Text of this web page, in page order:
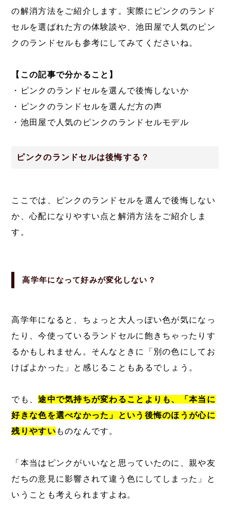
の解消方法をご紹介します。実際にピンクのランド
セルを選ばれた方の体験談や、池田屋で人気のピン
クのランドセルも参考にしてみてくださいね。
【この記事で分かること】
・ピンクのランドセルを選んで後悔しないか
・ピンクのランドセルを選んだ方の声
・池田屋で人気のピンクのランドセルモデル
ピンクのランドセルは後悔する？
ここでは、ピンクのランドセルを選んで後悔しない
か、心配になりやすい点と解消方法をご紹介しま
す。
高学年になって好みが変化しない？
高学年になると、ちょっと大人っぽい色が気になっ
たり、今使っているランドセルに飽きちゃったりす
るかもしれません。そんなときに「別の色にしてお
けばよかった」と感じることもあるでしょう。
でも、途中で気持ちが変わることよりも、「本当に
好きな色を選べなかった」という後悔のほうが心に
残りやすい ものなんです。
「本当はピンクがいいなと思っていたのに、親や友
だちの意見に影響されて違う色にしてしまった」と
いうことも考えられますよね。